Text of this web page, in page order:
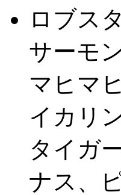
ロブス
サーモ
マヒマヒ
イカリ
タイガ
ナス、